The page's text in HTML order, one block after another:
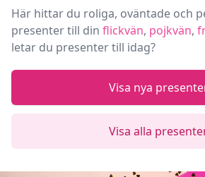
Här hittar du roliga, oväntade och
presenter till din flickvän, pojkvän,
letar du presenter till idag?
Visa nya
Visa alla